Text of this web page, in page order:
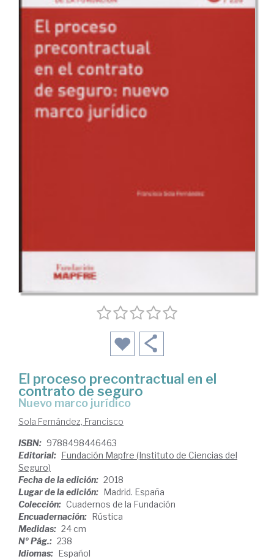
El proceso precontractual en el
contrato de seguro
nuevo marco jurídico
Sola Fernández, Francisco
ISBN: 9788498446463
Editorial: Fundación Mapfre (Instituto de Ciencias del
Seguro)
Fecha de la edición: 2018
Lugar de la edición: Madrid. España
Colección: Cuadernos de la Fundación
Encuadernación: Rústica
Medidas: 24 cm
Nº Pág.: 238
Idiomas: Español